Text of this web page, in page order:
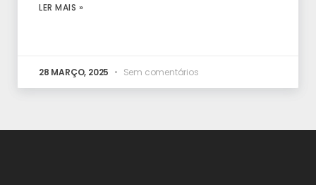
LER MAIS »
28 MARÇO, 2025 Sem comentários